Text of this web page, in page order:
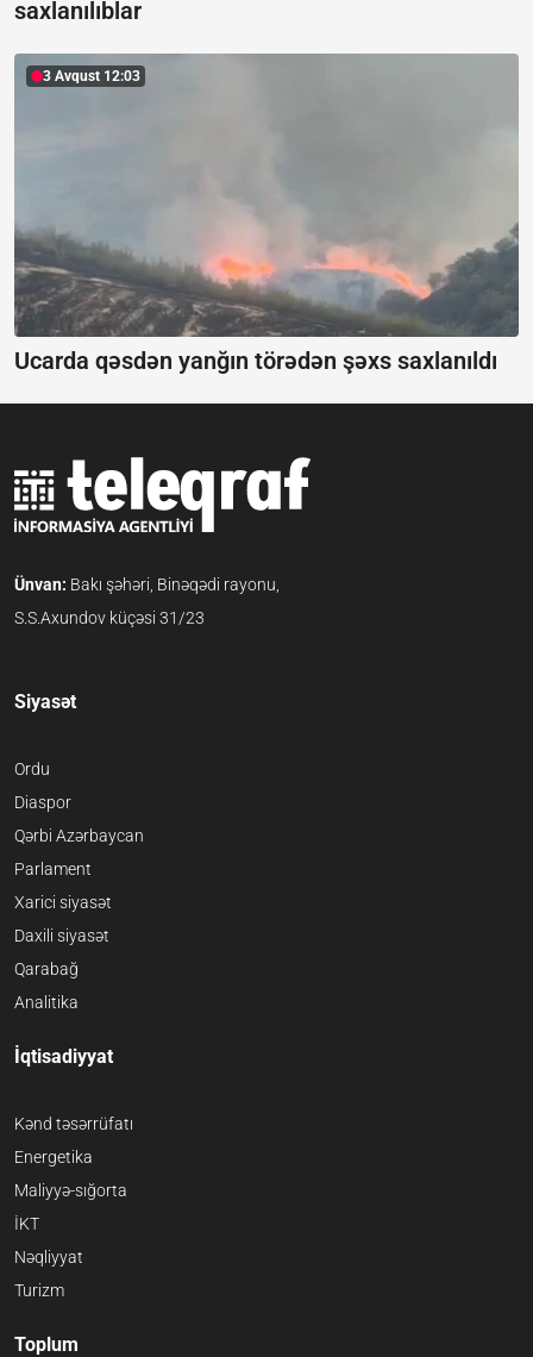
saxlanılıblar
3 Avqust 12:03
Ucarda qəsdən yanğın törədən şəxs saxlanıldı
Ünvan: Bakı şəhəri, Binəqədi rayonu,
S.S.Axundov küçəsi 31/23
Siyasət
Ordu
Diaspor
Qərbi Azərbaycan
Parlament
Xarici siyasət
Daxili siyasət
Qarabağ
Analitika
İqtisadiyyat
Kənd təsərrüfatı
Energetika
Maliyyə-sığorta
İKT
Nəqliyyat
Turizm
Toplum